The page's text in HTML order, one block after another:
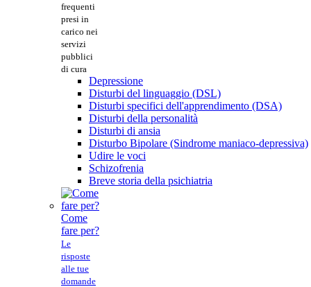
frequenti
presi in
carico nei
servizi
pubblici
di cura
Depressione
Disturbi del linguaggio (DSL)
Disturbi specifici dell'apprendimento (DSA)
Disturbi della personalità
Disturbi di ansia
Disturbo Bipolare (Sindrome maniaco-depressiva)
Udire le voci
Schizofrenia
Breve storia della psichiatria
Come
fare per?
Le
risposte
alle tue
domande